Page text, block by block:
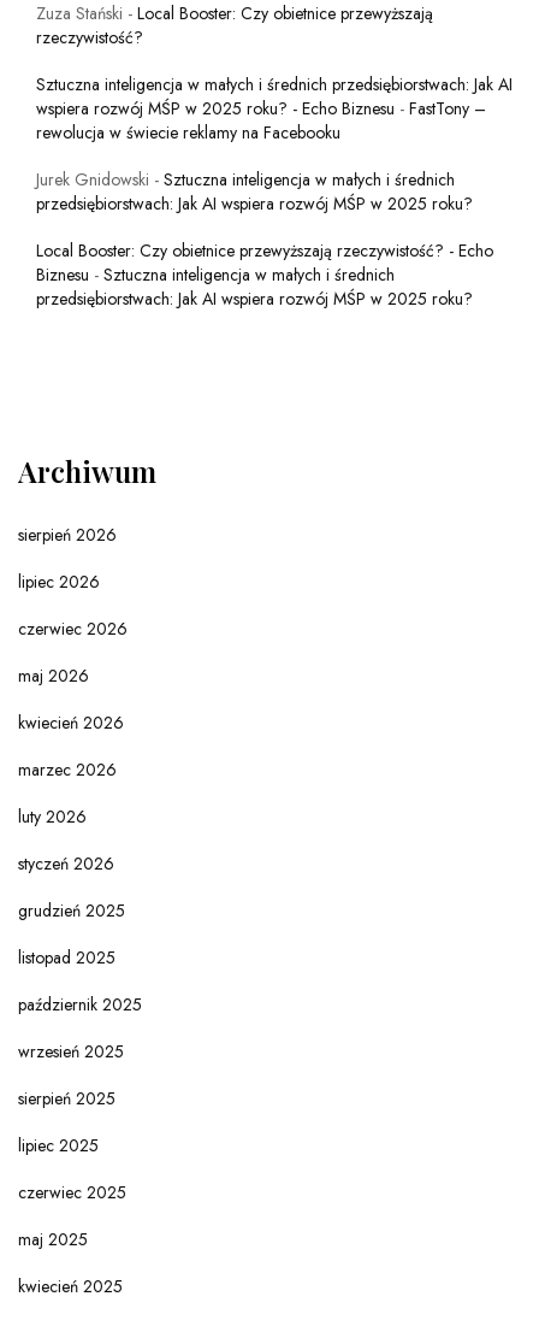
Zuza Stański - Local Booster: Czy obietnice przewyższają
rzeczywistość?
Sztuczna inteligencja w małych i średnich przedsiębiorstwach: Jak AI
wspiera rozwój MŚP w 2025 roku? - Echo Biznesu - FastTony –
rewolucja w świecie reklamy na Facebooku
Jurek Gnidowski - Sztuczna inteligencja w małych i średnich
przedsiębiorstwach: Jak AI wspiera rozwój MŚP w 2025 roku?
Local Booster: Czy obietnice przewyższają rzeczywistość? - Echo
Biznesu - Sztuczna inteligencja w małych i średnich
przedsiębiorstwach: Jak AI wspiera rozwój MŚP w 2025 roku?
Archiwum
sierpień 2026
lipiec 2026
czerwiec 2026
maj 2026
kwiecień 2026
marzec 2026
luty 2026
styczeń 2026
grudzień 2025
listopad 2025
październik 2025
wrzesień 2025
sierpień 2025
lipiec 2025
czerwiec 2025
maj 2025
kwiecień 2025